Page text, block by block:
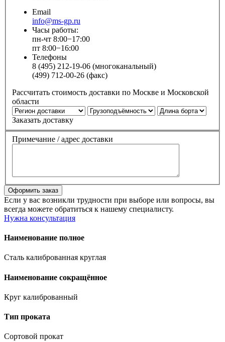
Email
info@ms-gp.ru
Часы работы:
пн-чт 8:00−17:00
пт 8:00−16:00
Телефоны
8 (495) 212-19-06 (многоканальный)
(499) 712-00-26 (факс)
Рассчитать стоимость доставки по Москве и Московской
области
Заказать доставку
Примечание / адрес доставки
Если у вас возникли трудности при выборе или вопросы, вы
всегда можете обратиться к нашему специалисту.
Нужна консультация
Наименование полное
Сталь калиброванная круглая
Наименование сокращённое
Круг калиброванный
Тип проката
Сортовой прокат